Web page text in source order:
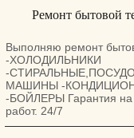
видеотехники и
ближайший к вам
позвоните нам. В
приборе обнаружилась
неисправность?
нашего сервисного
выехать к Вам в течение
Ремонт бытовой
Выполняю ремонт
-ХОЛОДИЛЬНИКИ
-
МАШИНЫ -
-БОЙЛЕРЫ Гарантия на
работ. 24/7